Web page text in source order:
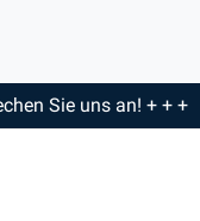
Sie uns an! + + +